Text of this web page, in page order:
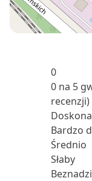
0
0 na 5
recenzji)
Bardzo
Średnio
Słaby